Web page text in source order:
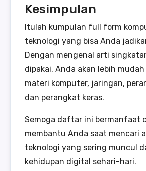
Kesimpulan
Itulah kumpulan full form
teknologi yang bisa Anda
Dengan mengenal arti
dipakai, Anda akan lebih
materi komputer, jaringan,
dan perangkat keras.
Semoga daftar ini bermanfaat
membantu Anda saat mencari
teknologi yang sering muncul
kehidupan digital sehari-hari.